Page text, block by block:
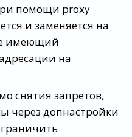
помощи proxy
и заменяется на
имеющий
на
снятия запретов,
через допнастройки